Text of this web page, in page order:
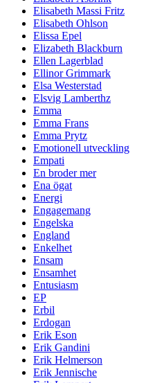
Elisabeth Massi Fritz
Elisabeth Ohlson
Elissa Epel
Elizabeth Blackburn
Ellen Lagerblad
Ellinor Grimmark
Elsa Westerstad
Elsvig Lamberthz
Emma
Emma Frans
Emma Prytz
Emotionell utveckling
Empati
En broder mer
Ena ögat
Energi
Engagemang
Engelska
England
Enkelhet
Ensam
Ensamhet
Entusiasm
EP
Erbil
Erdogan
Erik Eson
Erik Gandini
Erik Helmerson
Erik Jennische